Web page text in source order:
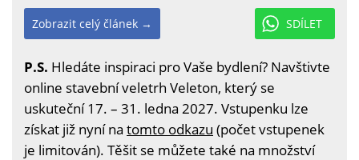
SDÍLET
Zobrazit celý článek →
P.S. Hledáte inspiraci pro Vaše bydlení? Navštivte
online stavební veletrh Veleton, který se
uskuteční 17. – 31. ledna 2027. Vstupenku lze
získat již nyní na tomto odkazu (počet vstupenek
je limitován). Těšit se můžete také na množství